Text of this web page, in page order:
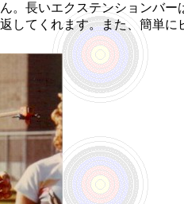
。長いエクステンションバー
してくれます。また、簡単に